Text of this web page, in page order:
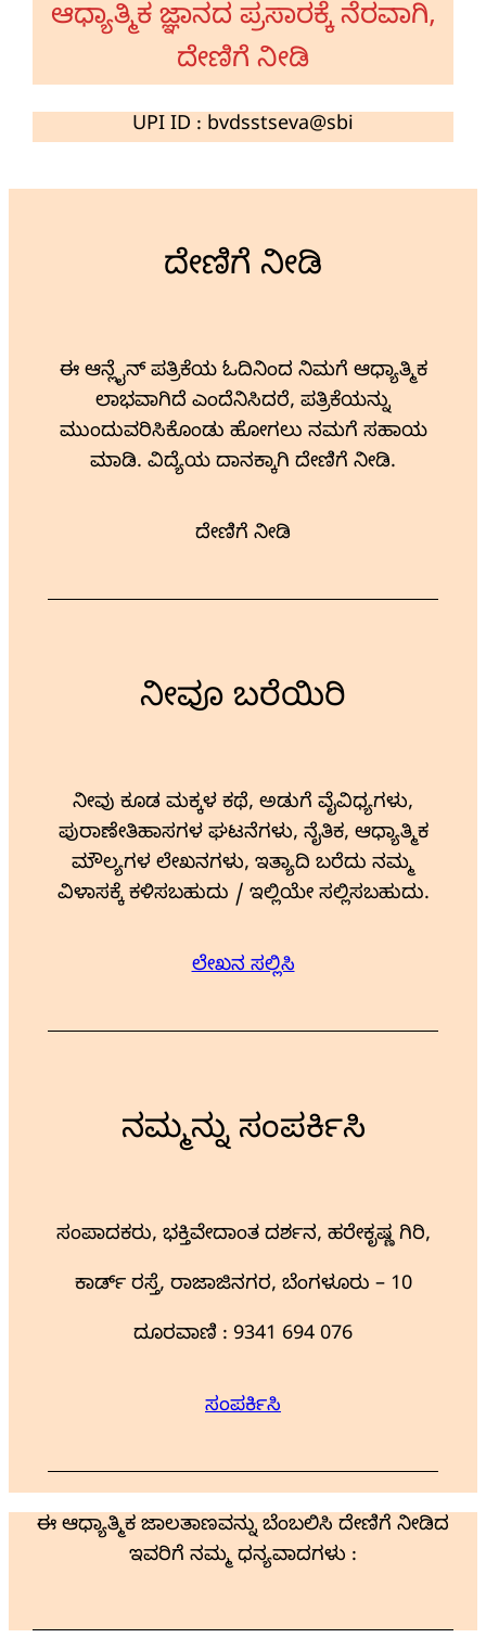
ಆಧ್ಯಾತ್ಮಿಕ ಜ್ಞಾನದ ಪ್ರಸಾರಕ್ಕೆ ನೆರವಾಗಿ,
ದೇಣಿಗೆ ನೀಡಿ
UPI ID : bvdsstseva@sbi
ದೇಣಿಗೆ ನೀಡಿ
ಈ ಆನ್ಲೈನ್ ಪತ್ರಿಕೆಯ ಓದಿನಿಂದ ನಿಮಗೆ ಆಧ್ಯಾತ್ಮಿಕ
ಲಾಭವಾಗಿದೆ ಎಂದೆನಿಸಿದರೆ, ಪತ್ರಿಕೆಯನ್ನು
ಮುಂದುವರಿಸಿಕೊಂಡು ಹೋಗಲು ನಮಗೆ ಸಹಾಯ
ಮಾಡಿ. ವಿದ್ಯೆಯ ದಾನಕ್ಕಾಗಿ ದೇಣಿಗೆ ನೀಡಿ.
ದೇಣಿಗೆ ನೀಡಿ
ನೀವೂ ಬರೆಯಿರಿ
ನೀವು ಕೂಡ ಮಕ್ಕಳ ಕಥೆ, ಅಡುಗೆ ವೈವಿಧ್ಯಗಳು,
ಪುರಾಣೇತಿಹಾಸಗಳ ಘಟನೆಗಳು, ನೈತಿಕ, ಆಧ್ಯಾತ್ಮಿಕ
ಮೌಲ್ಯಗಳ ಲೇಖನಗಳು, ಇತ್ಯಾದಿ ಬರೆದು ನಮ್ಮ
ವಿಳಾಸಕ್ಕೆ ಕಳಿಸಬಹುದು / ಇಲ್ಲಿಯೇ ಸಲ್ಲಿಸಬಹುದು.
ಲೇಖನ ಸಲ್ಲಿಸಿ
ನಮ್ಮನ್ನು ಸಂಪರ್ಕಿಸಿ
ಸಂಪಾದಕರು, ಭಕ್ತಿವೇದಾಂತ ದರ್ಶನ, ಹರೇಕೃಷ್ಣ ಗಿರಿ,
ಕಾರ್ಡ್ ರಸ್ತೆ, ರಾಜಾಜಿನಗರ, ಬೆಂಗಳೂರು – 10
ದೂರವಾಣಿ : 9341 694 076
ಸಂಪರ್ಕಿಸಿ
ಈ ಆಧ್ಯಾತ್ಮಿಕ ಜಾಲತಾಣವನ್ನು ಬೆಂಬಲಿಸಿ ದೇಣಿಗೆ ನೀಡಿದ
ಇವರಿಗೆ ನಮ್ಮ ಧನ್ಯವಾದಗಳು :